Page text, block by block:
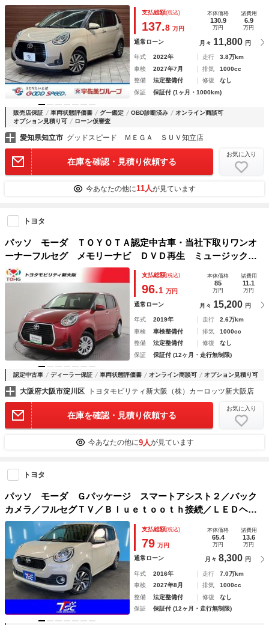
ンスソナー／スマートキー／プッシュスタート／衝突軽減ブレ
ーキ／オートハイビーム／ＥＴＣ
支払総額(税込)
137.8 万円
本体価格
130.9
万円
諸費用
6.9
万円
通常ローン 月々 11,800 円
年式 2022年 走行
3.8万km
車検
2027年7月 排気
1000cc
整備
法定整備付 修復
なし
保証
保証付 (1ヶ月・1000km)
販売店保証 車両状態評価書 グー鑑定 OBD診断済み
オンライン商談可
オプション見積り可
ローン仮審査
愛知県知立市 グッドスピード ＭＥＧＡ ＳＵＶ知立店
在庫を確認・見積り依頼する
お気に入り
今あなたの他に11人が見ています
トヨタ
パッソ モーダ ＴＯＹＯＴＡ認定中古車・当社下取りワンオ
ーナーフルセグ メモリーナビ ＤＶＤ再生 ミュージックプ
レイヤー接続可 バックカメラ 衝突被害軽減システム ＥＴ
Ｃ ＬＥＤヘッドランプ アイドリングストップ
支払総額(税込)
96.1 万円
本体価格
85
万円
諸費用
11.1
万円
通常ローン 月々 15,200 円
年式 2019年 走行
2.6万km
車検
車検整備付 排気
1000cc
整備
法定整備付 修復
なし
保証
保証付 (12ヶ月・走行無制限)
認定中古車 ディーラー保証 車両状態評価書 オンライン商談可 オプション見積り可
大阪府大阪市淀川区 トヨタモビリティ新大阪（株）カーロッツ新大阪店
在庫を確認・見積り依頼する
お気に入り
今あなたの他に9人が見ています
トヨタ
パッソ モーダ Ｇパッケージ スマートアシスト２／バック
カメラ／フルセグＴＶ／Ｂｌｕｅｔｏｏｔｈ接続／ＬＥＤヘッ
ドライト／フォグランプ／純正１４インチＡＷ／ドライブレコ
ーダー／アイドリングストップ
支払総額(税込)
79 万円
本体価格
65.4
万円
諸費用
13.6
万円
通常ローン 月々 8,300 円
年式 2016年 走行
7.0万km
車検
2027年8月 排気
1000cc
整備
法定整備付 修復
なし
保証
保証付 (12ヶ月・走行無制限)